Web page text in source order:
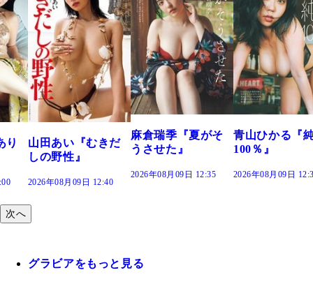
だ
麻倉瑞季『夏がそ
うさせた』
青山ひかる『純度
100％』
2026年08月09日 12:30
溝端 葵『も
つの、あお
で。』
2026年08月09日
次へ
グラビアをもっと見る